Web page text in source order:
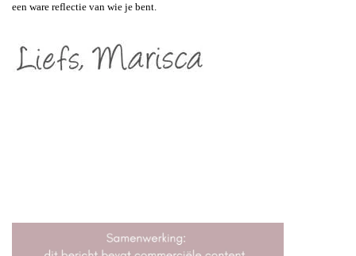
een ware reflectie van wie je bent.